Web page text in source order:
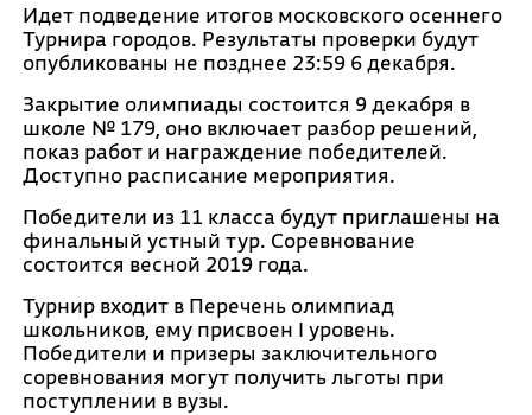
Идет подведение итогов московского осеннего
Турнира городов. Результаты проверки будут
опубликованы не позднее 23:59 6 декабря.
Закрытие олимпиады состоится 9 декабря в
школе № 179, оно включает разбор решений,
показ работ и награждение победителей.
Доступно расписание мероприятия.
Победители из 11 класса будут приглашены на
финальный устный тур. Соревнование
состоится весной 2019 года.
Турнир входит в Перечень олимпиад
школьников, ему присвоен I уровень.
Победители и призеры заключительного
соревнования могут получить льготы при
поступлении в вузы.